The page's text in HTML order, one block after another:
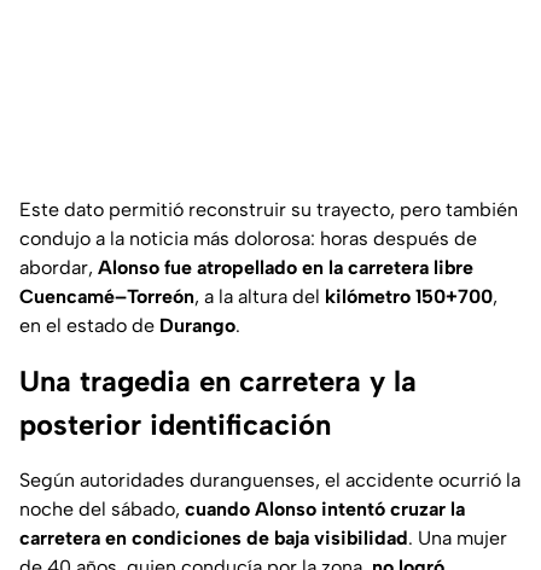
Este dato permitió reconstruir su trayecto, pero también
condujo a la noticia más dolorosa: horas después de
abordar, Alonso fue atropellado en la carretera libre
Cuencamé–Torreón, a la altura del kilómetro 150+700,
en el estado de Durango.
Una tragedia en carretera y la
posterior identificación
Según autoridades duranguenses, el accidente ocurrió la
noche del sábado, cuando Alonso intentó cruzar la
carretera en condiciones de baja visibilidad. Una mujer